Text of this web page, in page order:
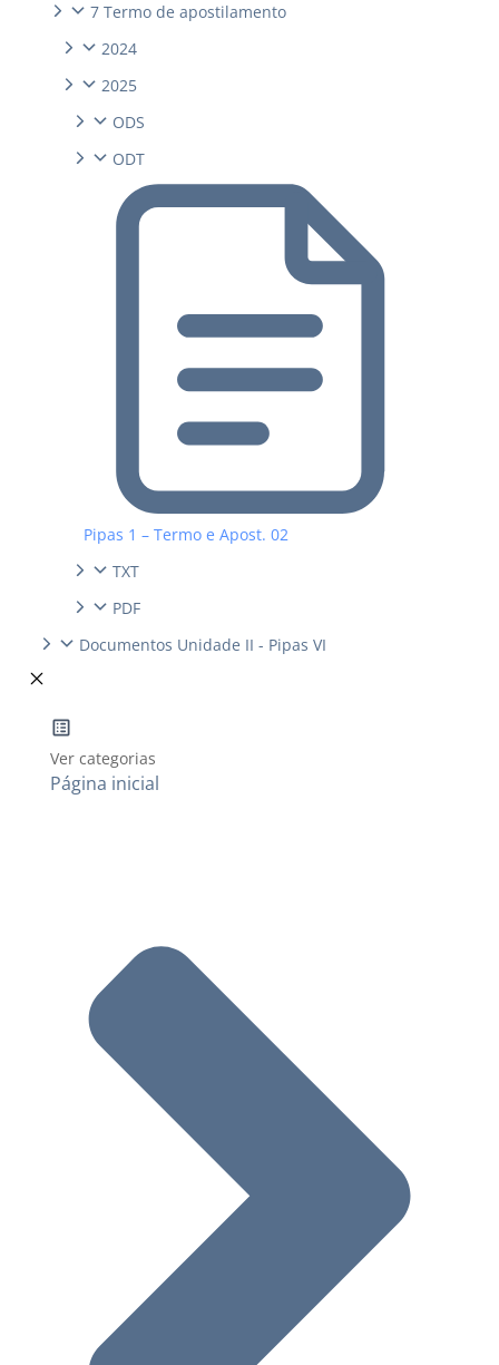
7 Termo de apostilamento
2024
2025
ODS
ODT
Pipas 1 – Termo e Apost. 02
TXT
PDF
Documentos Unidade II - Pipas VI
Ver categorias
Página inicial